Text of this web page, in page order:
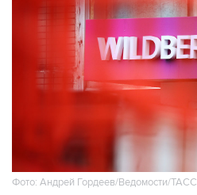
Фото: Андрей Гордеев/Ведомости/ТАСС